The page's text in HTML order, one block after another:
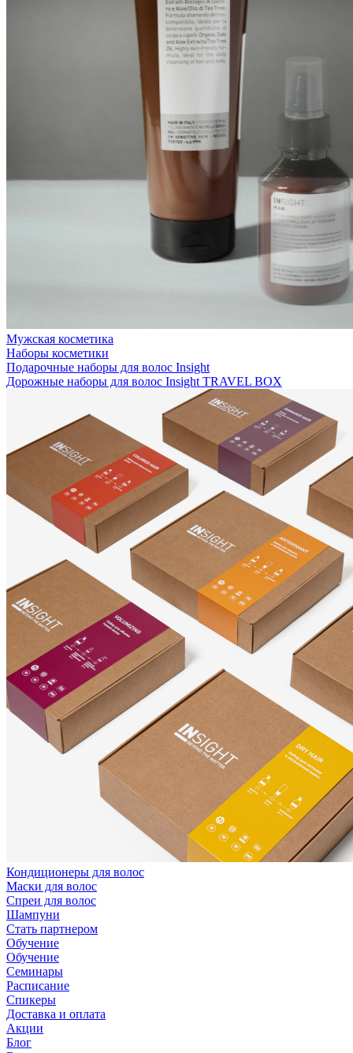
Мужская косметика
Наборы косметики
Подарочные наборы для волос Insight
Дорожные наборы для волос Insight TRAVEL BOX
Кондиционеры для волос
Маски для волос
Спреи для волос
Шампуни
Стать партнером
Обучение
Обучение
Семинары
Расписание
Спикеры
Доставка и оплата
Акции
Блог